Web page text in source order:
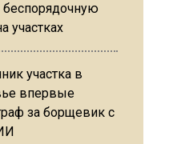
беспорядочную
участках